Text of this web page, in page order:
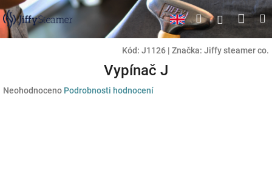
Přejít
na
obsah
HledatPřihlášení
Kód: J1126 | Značka: Jiffy steamer co.
Vypínač J
Průměrné
Neohodnoceno Podrobnosti hodnocení